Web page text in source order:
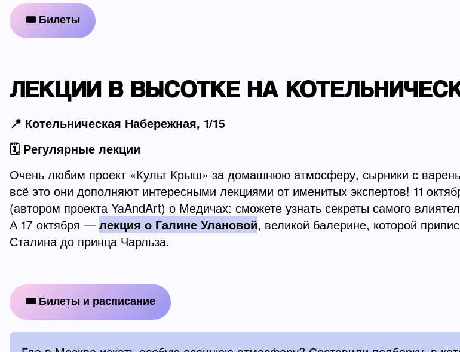
🎟 Билеты
ЛЕКЦИИ В ВЫСОТКЕ НА
📍 Котельническая Набережная, 1/15
🗓️ Регулярные лекции
Очень любим проект «Культ Крыш» за домашнюю атмосферу, сырники с
всё это они дополняют интересными лекциями от именитых экспертов! 11
(автором проекта YaAndArt) о Медичах: сможете узнать секреты самого
А 17 октября — лекция о Галине Улановой, великой балерине, которой
Сталина до принца Чарльза.
🎟 Билеты и расписание